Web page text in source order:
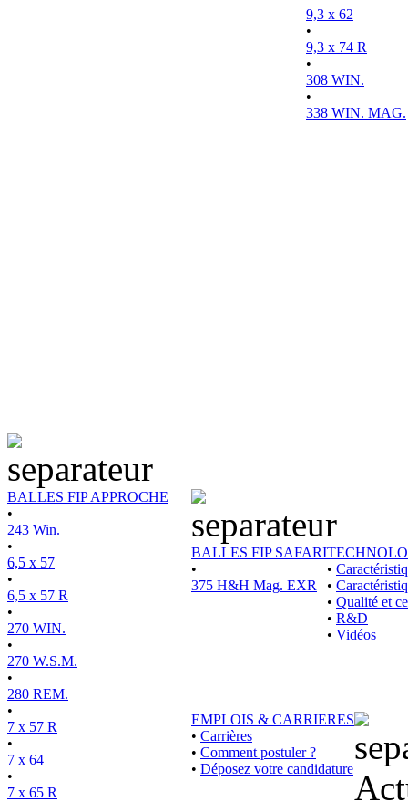
9,3 x 62
•
9,3 x 74 R
•
308 WIN.
•
338 WIN. MAG.
BALLES FIP APPROCHE
•
243 Win.
•
6,5 x 57
•
6,5 x 57 R
•
270 WIN.
•
270 W.S.M.
•
280 REM.
•
7 x 57 R
•
7 x 64
•
7 x 65 R
BALLES FIP SAFARI
•
375 H&H Mag. EXR
•
•
• Qualité et
• R&D
• Vidéos
EMPLOIS & CARRIERES
• Carrières
• Comment postuler ?
• Déposez votre candidature